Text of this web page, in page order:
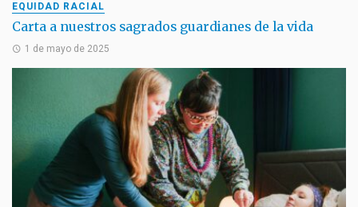
EQUIDAD RACIAL
Carta a nuestros sagrados guardianes de la vida
1 de mayo de 2025